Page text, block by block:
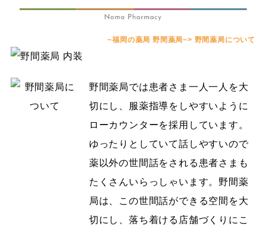
~福岡の薬局 野間薬局~> 野間薬局について
野間薬局では患者さま一人一人を大
切にし、服薬指導をしやすいように
ローカウンターを採用しています。
ゆったりとしていて話しやすいので
薬以外の世間話をされる患者さまも
たくさんいらっしゃいます。野間薬
局は、この世間話ができる空間を大
切にし、落ち着ける店舗づくりにこ